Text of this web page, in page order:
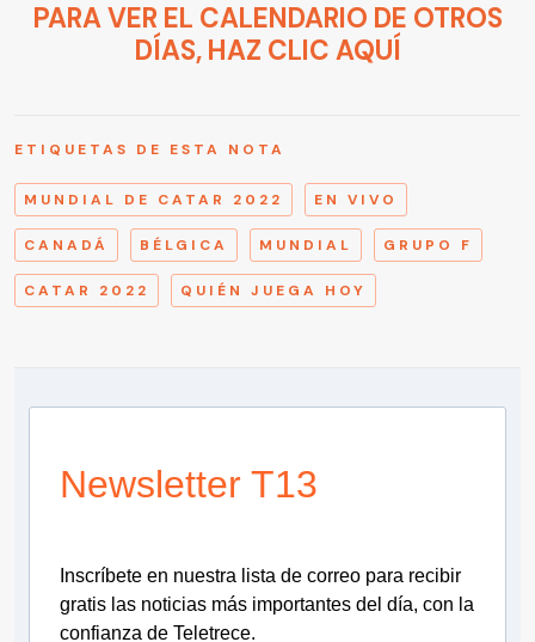
PARA VER EL CALENDARIO DE OTROS
DÍAS, HAZ CLIC AQUÍ
ETIQUETAS DE ESTA NOTA
MUNDIAL DE CATAR 2022 EN VIVO
CANADÁ BÉLGICA MUNDIAL GRUPO F
CATAR 2022 QUIÉN JUEGA HOY
Newsletter T13
Inscríbete en nuestra lista de correo para recibir
gratis las noticias más importantes del día, con la
confianza de Teletrece.